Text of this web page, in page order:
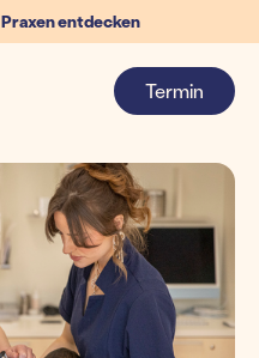
Praxen entdecken
Termin